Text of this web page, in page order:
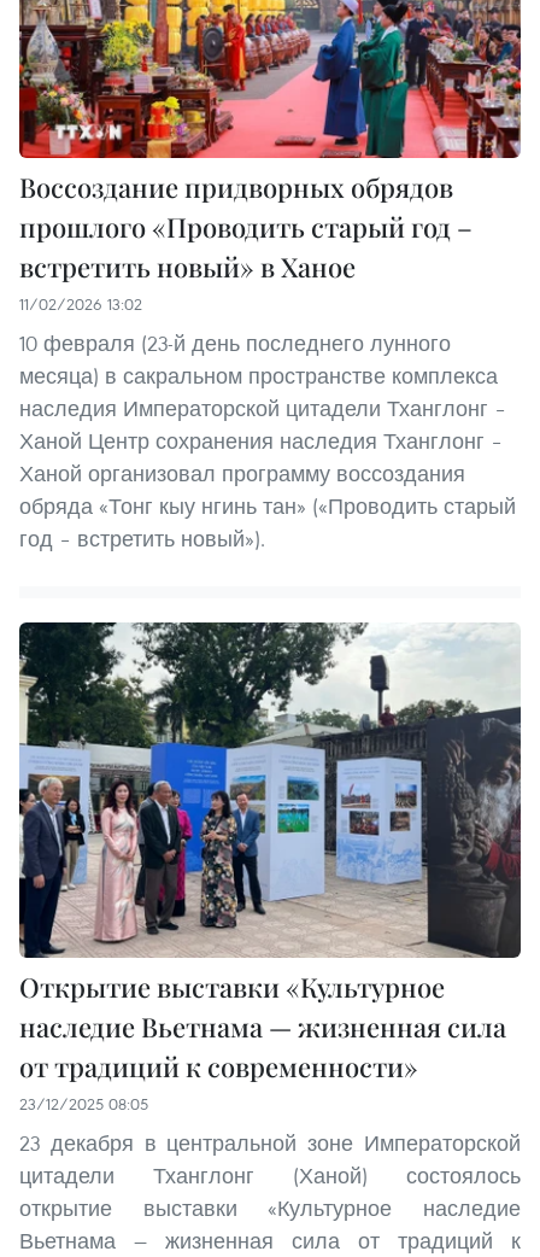
Воссоздание придворных обрядов
прошлого «Проводить старый год –
встретить новый» в Ханое
11/02/2026 13:02
10 февраля (23-й день последнего лунного
месяца) в сакральном пространстве комплекса
наследия Императорской цитадели Тханглонг –
Ханой Центр сохранения наследия Тханглонг –
Ханой организовал программу воссоздания
обряда «Тонг кыу нгинь тан» («Проводить старый
год – встретить новый»).
Открытие выставки «Культурное
наследие Вьетнама — жизненная сила
от традиций к современности»
23/12/2025 08:05
23 декабря в центральной зоне Императорской
цитадели Тханглонг (Ханой) состоялось
открытие выставки «Культурное наследие
Вьетнама — жизненная сила от традиций к